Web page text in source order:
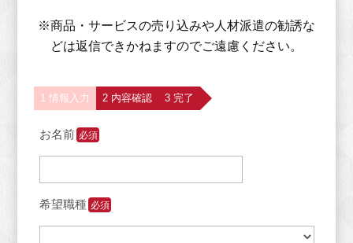
※商品・サービスの売り込みや人材派遣の勧誘な
どは返信できかねますのでご遠慮ください。